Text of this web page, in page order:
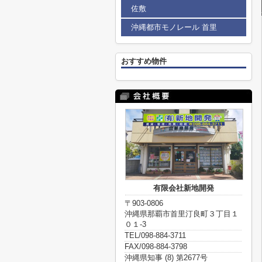
佐敷
沖縄都市モノレール 首里
おすすめ物件
有限会社新地開発
〒903-0806
沖縄県那覇市首里汀良町３丁目１
０１-3
TEL/098-884-3711
FAX/098-884-3798
沖縄県知事 (8) 第2677号